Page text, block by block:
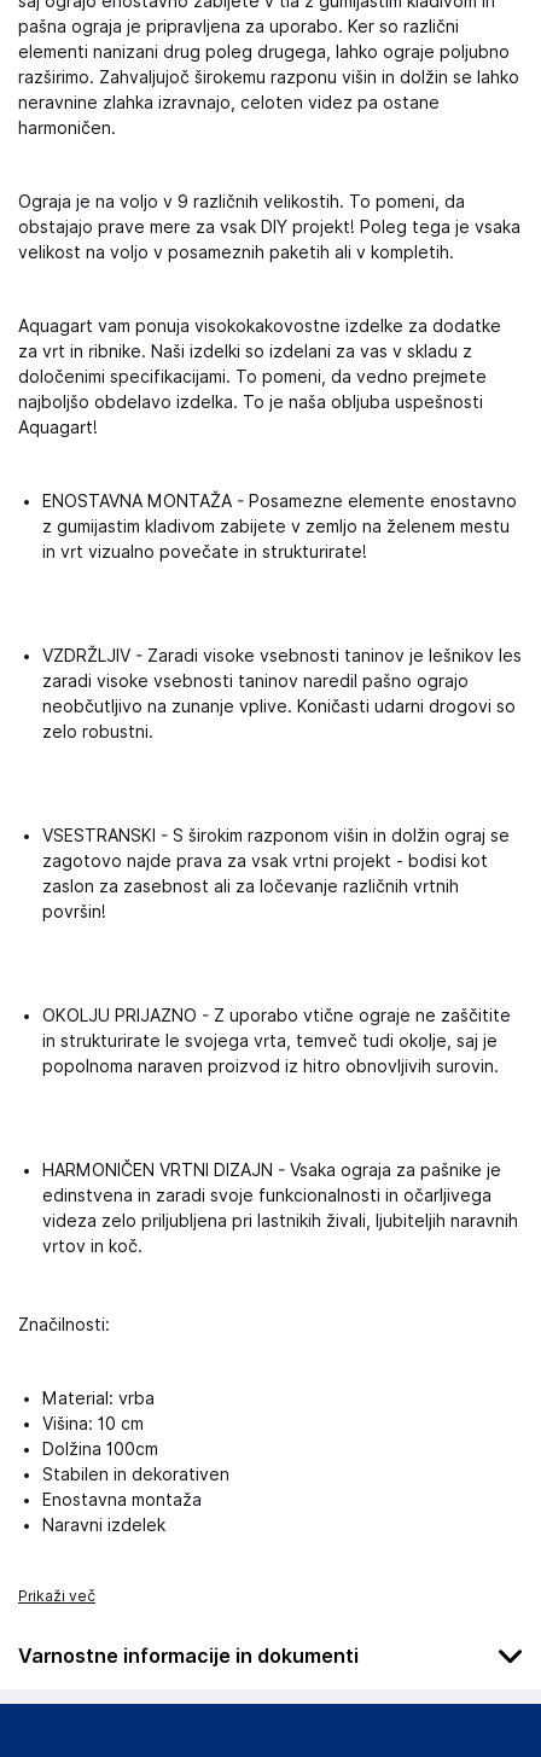
pašna ograja je pripravljena za uporabo. Ker so različni
elementi nanizani drug poleg drugega, lahko ograje poljubno
razširimo. Zahvaljujoč širokemu razponu višin in dolžin se lahko
neravnine zlahka izravnajo, celoten videz pa ostane
harmoničen.
Ograja je na voljo v 9 različnih velikostih. To pomeni, da
obstajajo prave mere za vsak DIY projekt! Poleg tega je vsaka
velikost na voljo v posameznih paketih ali v kompletih.
Aquagart vam ponuja visokokakovostne izdelke za dodatke
za vrt in ribnike. Naši izdelki so izdelani za vas v skladu z
določenimi specifikacijami. To pomeni, da vedno prejmete
najboljšo obdelavo izdelka. To je naša obljuba uspešnosti
Aquagart!
ENOSTAVNA MONTAŽA - Posamezne elemente enostavno
z gumijastim kladivom zabijete v zemljo na želenem mestu
in vrt vizualno povečate in strukturirate!
VZDRŽLJIV - Zaradi visoke vsebnosti taninov je lešnikov les
zaradi visoke vsebnosti taninov naredil pašno ograjo
neobčutljivo na zunanje vplive. Koničasti udarni drogovi so
zelo robustni.
VSESTRANSKI - S širokim razponom višin in dolžin ograj se
zagotovo najde prava za vsak vrtni projekt - bodisi kot
zaslon za zasebnost ali za ločevanje različnih vrtnih
površin!
OKOLJU PRIJAZNO - Z uporabo vtične ograje ne zaščitite
in strukturirate le svojega vrta, temveč tudi okolje, saj je
popolnoma naraven proizvod iz hitro obnovljivih surovin.
HARMONIČEN VRTNI DIZAJN - Vsaka ograja za pašnike je
edinstvena in zaradi svoje funkcionalnosti in očarljivega
videza zelo priljubljena pri lastnikih živali, ljubiteljih naravnih
vrtov in koč.
Značilnosti:
Material: vrba
Višina: 10 cm
Dolžina 100cm
Stabilen in dekorativen
Enostavna montaža
Naravni izdelek
Prikaži več
Varnostne informacije in dokumenti
Podatki o proizvajalcu